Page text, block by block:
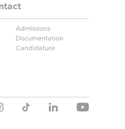
Admissions
Documentation
Candidature